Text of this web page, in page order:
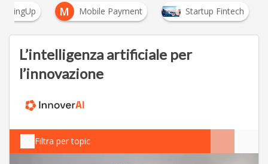
M Mobile Payment Startup Fintech
L’intelligenza artificiale per
l’innovazione
Filtra per topic